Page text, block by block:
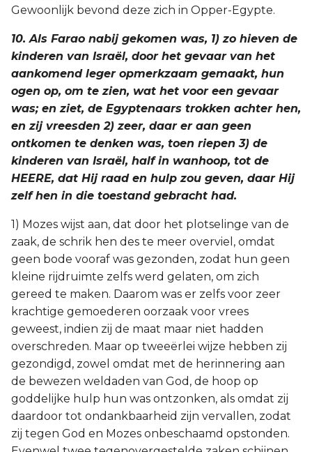
Gewoonlijk bevond deze zich in Opper-Egypte.
10. Als Farao nabij gekomen was, 1) zo hieven de
kinderen van Israël, door het gevaar van het
aankomend leger opmerkzaam gemaakt, hun
ogen op, om te zien, wat het voor een gevaar
was; en ziet, de Egyptenaars trokken achter hen,
en zij vreesden 2) zeer, daar er aan geen
ontkomen te denken was, toen riepen 3) de
kinderen van Israël, half in wanhoop, tot de
HEERE, dat Hij raad en hulp zou geven, daar Hij
zelf hen in die toestand gebracht had.
1) Mozes wijst aan, dat door het plotselinge van de
zaak, de schrik hen des te meer overviel, omdat
geen bode vooraf was gezonden, zodat hun geen
kleine rijdruimte zelfs werd gelaten, om zich
gereed te maken. Daarom was er zelfs voor zeer
krachtige gemoederen oorzaak voor vrees
geweest, indien zij de maat maar niet hadden
overschreden. Maar op tweeërlei wijze hebben zij
gezondigd, zowel omdat met de herinnering aan
de bewezen weldaden van God, de hoop op
goddelijke hulp hun was ontzonken, als omdat zij
daardoor tot ondankbaarheid zijn vervallen, zodat
zij tegen God en Mozes onbeschaamd opstonden.